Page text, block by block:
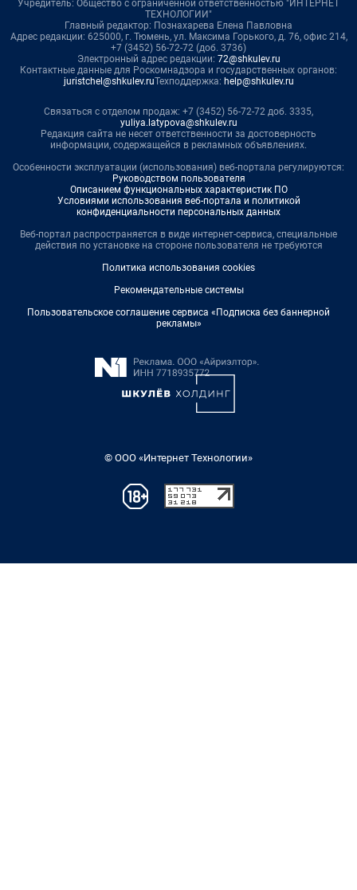
Учредитель: Общество с ограниченной ответственностью "ИНТЕРНЕТ
ТЕХНОЛОГИИ"
Главный редактор: Познахарева Елена Павловна
Адрес редакции: 625000, г. Тюмень, ул. Максима Горького, д. 76, офис 214,
+7 (3452) 56-72-72 (доб. 3736)
Электронный адрес редакции: 72@shkulev.ru
Контактные данные для Роскомнадзора и государственных органов:
juristchel@shkulev.ruТехподдержка: help@shkulev.ru
Связаться с отделом продаж: +7 (3452) 56-72-72 доб. 3335,
yuliya.latypova@shkulev.ru
Редакция сайта не несет ответственности за достоверность
информации, содержащейся в рекламных объявлениях.
Особенности эксплуатации (использования) веб-портала регулируются:
Руководством пользователя
Описанием функциональных характеристик ПО
Условиями использования веб-портала и политикой
конфиденциальности персональных данных
Веб-портал распространяется в виде интернет-сервиса, специальные
действия по установке на стороне пользователя не требуются
Политика использования cookies
Рекомендательные системы
Пользовательское соглашение сервиса «Подписка без баннерной
рекламы»
© ООО «Интернет Технологии»